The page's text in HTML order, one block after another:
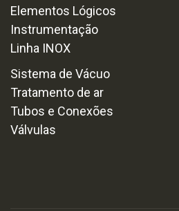
Elementos Lógicos
Instrumentação
Linha INOX
Sistema de Vácuo
Tratamento de ar
Tubos e Conexões
Válvulas